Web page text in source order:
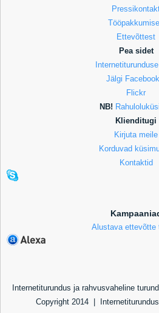
Ettevõttest
Pea sidet
Jälgi
Flickr
NB!
Klienditugi
Kirjuta meile
Korduvad
Kontaktid
Alustava ettevõtte
Internetiturundus ja rahvusvaheline
Copyright 2014 |